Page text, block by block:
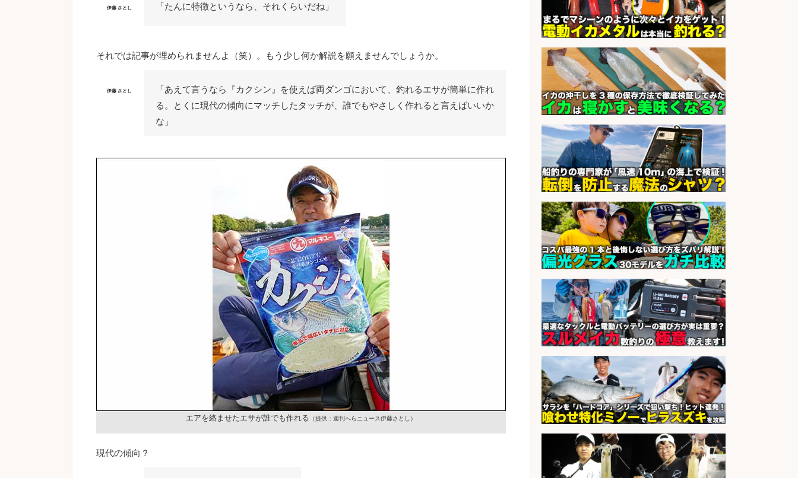
伊藤 さとし 「たんに特徴というなら、それくらいだね」
それでは記事が埋められませんよ（笑）。もう少し何か解説を願えませんでしょうか。
伊藤 さとし
「あえて言うなら『カクシン』を使えば両ダンゴにおいて、釣れるエサが簡単に作れ
る。とくに現代の傾向にマッチしたタッチが、誰でもやさしく作れると言えばいいか
な」
エアを絡ませたエサが誰でも作れる （提供：週刊へらニュース伊藤さとし）
現代の傾向？
sponsored by 求人ボックス
日払いOKで即日収入/製造スタッフ/
「広島市佐伯区」「時給1,200円」
日払いOK!広島市佐伯区でお魚のパ
ック詰めや品出しスタッフ/未経験
歓迎×残業少なめ×週4日〜OK/広島
県/広島市西区
会社名 株式会社ホットスタッフ五日市
sponsored by 求人ボックス
日払いOKで即日収入/製造スタッフ/
「堺市堺区」入社祝金10万円/堺市
堺区の工場で自転車部品や釣り具の
組立/日払いOK・未経験歓迎&土日
祝休みで年間休日126日/大阪府
会社名
パーソルファクトリーパートナ
ーズ株式会社
sponsored by 求人ボックス
日払いOKで即日収入/ライン作業員/
「堺市堺区」 未経験歓迎/入社祝金
10万円/堺市堺区の工場で自転車部
品や釣り具の組立/日払いOK&土日
祝休みで年間休日126日
会社名
パーソルファクトリーパートナ
ーズ株式会社
sponsored by 求人ボックス
日払いOKで即日収入/製造スタッフ/
「堺市堺区」 土日祝休みで年間休日